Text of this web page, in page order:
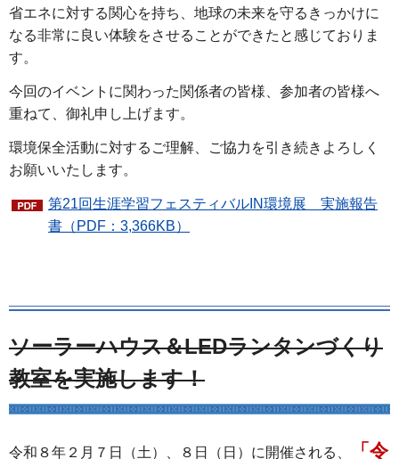
省エネに対する関心を持ち、地球の未来を守るきっかけに
なる非常に良い体験をさせることができたと感じておりま
す。
今回のイベントに関わった関係者の皆様、参加者の皆様へ
重ねて、御礼申し上げます。
環境保全活動に対するご理解、ご協力を引き続きよろしく
お願いいたします。
第21回生涯学習フェスティバルIN環境展 実施報告
書（PDF：3,366KB）
ソーラーハウス＆LEDランタンづくり
教室を実施します！
令和８年２月７日（土）、８日（日）に開催される、 「令